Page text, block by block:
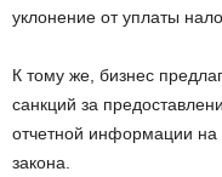
уклонение от уплаты
К тому же, бизнес
санкций за
отчетной информации на
закона.